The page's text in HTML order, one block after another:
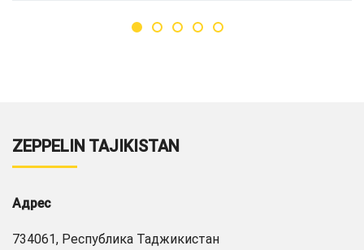
ZEPPELIN TAJIKISTAN
Адрес
734061, Республика Таджикистан